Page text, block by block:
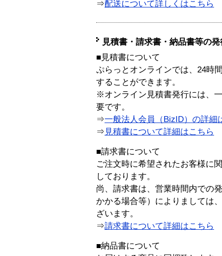
⇒配送について詳しくはこちら
見積書・請求書・納品書等の
■見積書について
ぷらっとオンラインでは、24時
することができます。
※オンライン見積書発行には、
要です。
⇒一般法人会員（BizID）の詳細
⇒ 見積書について詳細はこちら
■請求書について
ご注文時に希望されたお客様に
しております。
尚、請求書は、営業時間内での
かかる場合等）によりましては
ざいます。
⇒請求書について詳細はこちら
■納品書について